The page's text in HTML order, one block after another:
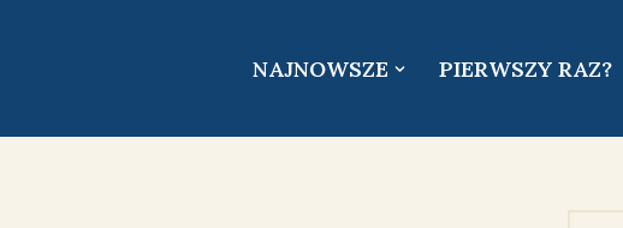
NAJNOWSZE PIERWSZY RAZ?